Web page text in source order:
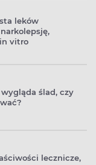
leków
vitro
ślad, czy
lecznicze,